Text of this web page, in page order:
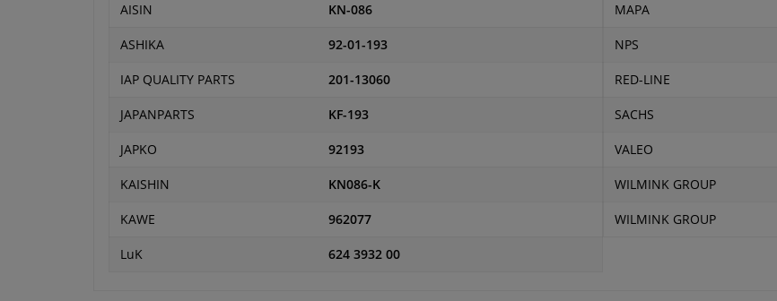
AISIN KN-086
ASHIKA 92-01-193
IAP QUALITY PARTS 201-13060
JAPANPARTS KF-193
JAPKO 92193
KAISHIN KN086-K
KAWE 962077
LuK 624 3932 00
MAPA
NPS
RED-LINE
SACHS
VALEO
WILMINK GROUP
WILMINK GROUP